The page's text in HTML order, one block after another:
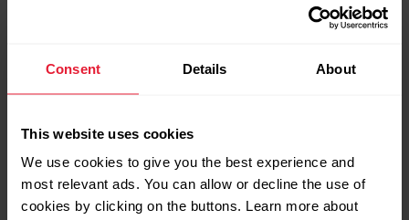
Consent Details About
This website uses cookies
We use cookies to give you the best experience and
most relevant ads. You can allow or decline the use of
cookies by clicking on the buttons. Learn more about
Ühilduvad tooted